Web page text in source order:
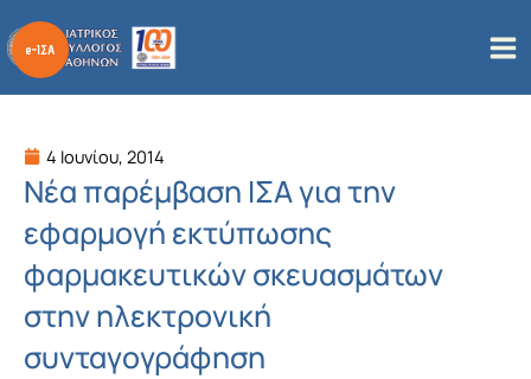
στο
περιεχόμενο
4 Ιουνίου, 2014
Νέα παρέμβαση ΙΣΑ για την
εφαρμογή εκτύπωσης
φαρμακευτικών σκευασμάτων
στην ηλεκτρονική
συνταγογράφηση